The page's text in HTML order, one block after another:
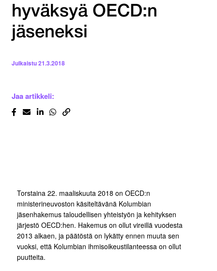
hyväksyä OECD:n
jäseneksi
Julkaistu21.3.2018
Jaa artikkeli:
Torstaina 22. maaliskuuta 2018 on OECD:n
ministerineuvoston käsiteltävänä Kolumbian
jäsenhakemus taloudellisen yhteistyön ja kehityksen
järjestö OECD:hen. Hakemus on ollut vireillä vuodesta
2013 alkaen, ja päätöstä on lykätty ennen muuta sen
vuoksi, että Kolumbian ihmisoikeustilanteessa on ollut
puutteita.